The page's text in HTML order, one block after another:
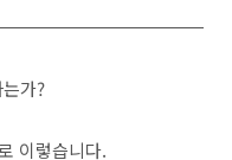
가?
이렇습니다.